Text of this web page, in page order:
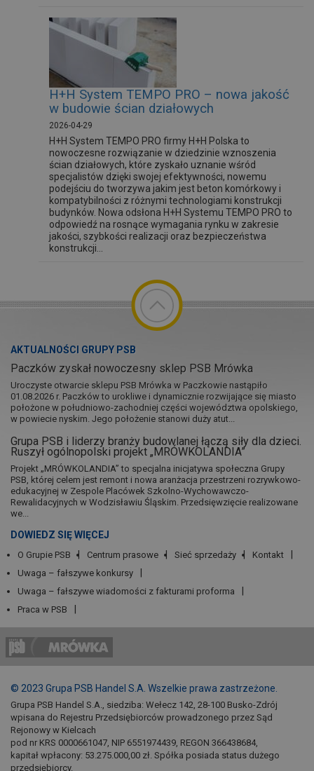
H+H System TEMPO PRO – nowa jakość
w budowie ścian działowych
2026-04-29
H+H System TEMPO PRO firmy H+H Polska to
nowoczesne rozwiązanie w dziedzinie wznoszenia
ścian działowych, które zyskało uznanie wśród
specjalistów dzięki swojej efektywności, nowemu
podejściu do tworzywa jakim jest beton komórkowy i
kompatybilności z różnymi technologiami konstrukcji
budynków. Nowa odsłona H+H Systemu TEMPO PRO to
odpowiedź na rosnące wymagania rynku w zakresie
jakości, szybkości realizacji oraz bezpieczeństwa
konstrukcji...
AKTUALNOŚCI GRUPY PSB
Paczków zyskał nowoczesny sklep PSB Mrówka
Uroczyste otwarcie sklepu PSB Mrówka w Paczkowie nastąpiło
01.08.2026 r. Paczków to urokliwe i dynamicznie rozwijające się miasto
położone w południowo-zachodniej części województwa opolskiego,
w powiecie nyskim. Jego położenie stanowi duży atut...
Grupa PSB i liderzy branży budowlanej łączą siły dla dzieci.
Ruszył ogólnopolski projekt „MRÓWKOLANDIA”
Projekt „MRÓWKOLANDIA” to specjalna inicjatywa społeczna Grupy
PSB, której celem jest remont i nowa aranżacja przestrzeni rozrywkowo-
edukacyjnej w Zespole Placówek Szkolno-Wychowawczo-
Rewalidacyjnych w Wodzisławiu Śląskim. Przedsięwzięcie realizowane
we...
DOWIEDZ SIĘ WIĘCEJ
O Grupie PSB Centrum prasowe Sieć sprzedaży
Kontakt
Uwaga – fałszywe konkursy
Uwaga – fałszywe wiadomości z fakturami proforma
Praca w PSB
© 2023 Grupa PSB Handel S.A. Wszelkie prawa zastrzeżone.
Grupa PSB Handel S.A., siedziba: Wełecz 142, 28-100 Busko-Zdrój
wpisana do Rejestru Przedsiębiorców prowadzonego przez Sąd
Rejonowy w Kielcach
pod nr KRS 0000661047, NIP 6551974439, REGON 366438684,
kapitał wpłacony: 53.275.000,00 zł. Spółka posiada status dużego
przedsiębiorcy.